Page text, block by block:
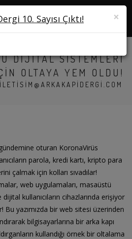
DIJITAL SISTEMLERI
OLTAYA YEM OLDU!
ILETISIM@ARKAKAPIDERGI.COM
oturan KoronaVirüs
parola, kredi kartı, kripto para
çalmak için kolları sıvadılar!
web uygulamaları, masaüstü
kullanıcıların cihazlarında erişiyor
yazımızda bir web sitesi üzerinden
bilgisayarlarına bir arka kapı
kullandığı örnek bir oltalama
×
10. Sayısı Çıktı!